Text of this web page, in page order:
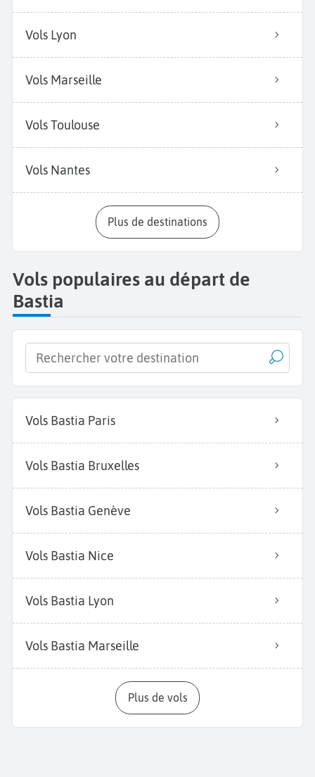
Vols Lyon
Vols Marseille
Vols Toulouse
Vols Nantes
Plus de destinations
Vols populaires au départ de
Bastia
Vols Bastia Paris
Vols Bastia Bruxelles
Vols Bastia Genève
Vols Bastia Nice
Vols Bastia Lyon
Vols Bastia Marseille
Plus de vols